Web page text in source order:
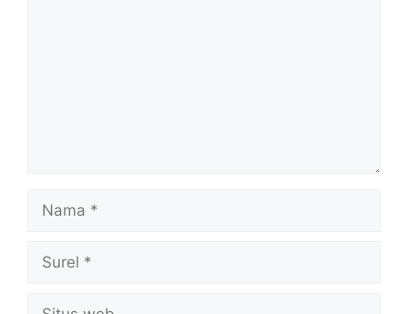
Nama
Surel
Situs